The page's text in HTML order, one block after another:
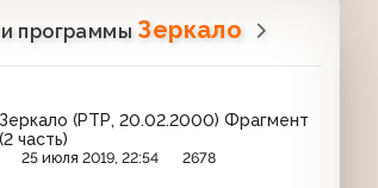
программы Зеркало
Зеркало (РТР, 20.02.2000) Фрагмент
(2 часть)
25 июля 2019, 22:54 2678